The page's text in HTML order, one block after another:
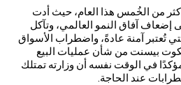
من الخُمس هذا العام، حيث أدت
إضعاف آفاق النمو العالمي، وتآكل
تُعتبر آمنة عادةً، واضطراب الأسواق
سكوت بيسنت من شأن عمليات البيع
في الوقت نفسه أن وزارته تمتلك
عند الحاجة.